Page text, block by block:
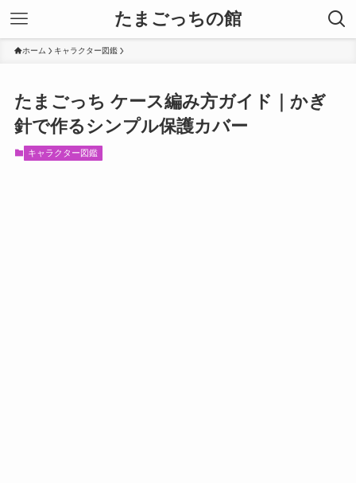
たまごっちの館
ホーム キャラクター図鑑
たまごっち ケース編み方ガイド｜かぎ
針で作るシンプル保護カバー
キャラクター図鑑